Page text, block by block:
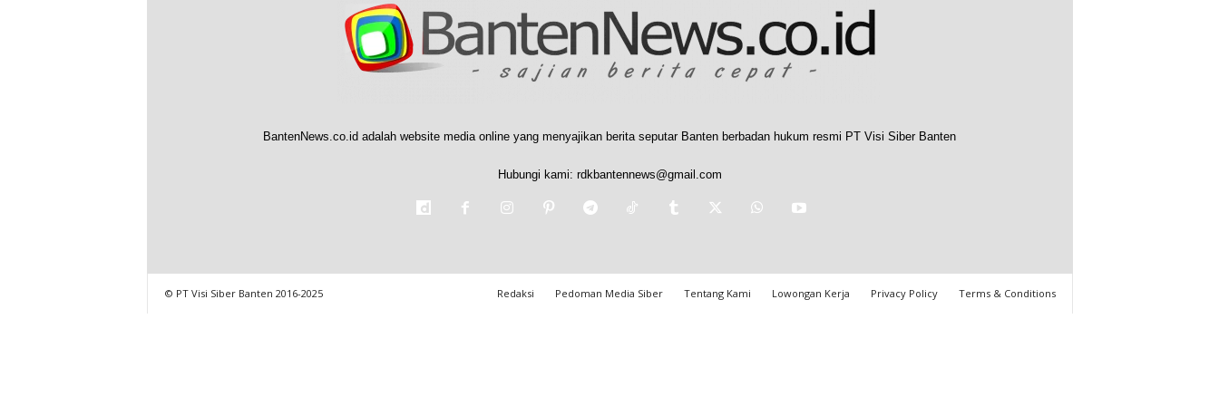
BantenNews.co.id adalah website media online yang menyajikan berita seputar Banten berbadan hukum resmi PT Visi Siber Banten
Hubungi kami: rdkbantennews@gmail.com
Redaksi Pedoman Media Siber Tentang Kami Lowongan Kerja Privacy Policy Terms & Conditions
© PT Visi Siber Banten 2016-2025